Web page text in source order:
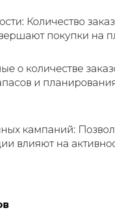
Количество
покупки на
о количестве
и
кампаний:
влияют на